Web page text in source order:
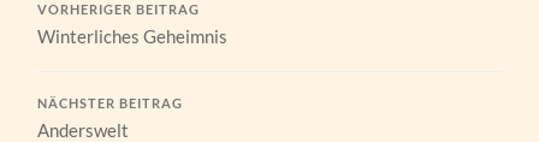
VORHERIGER BEITRAG
Winterliches Geheimnis
NÄCHSTER BEITRAG
Anderswelt